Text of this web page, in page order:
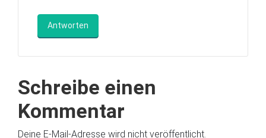
Antworten
Schreibe einen
Kommentar
Deine E-Mail-Adresse wird nicht veröffentlicht.